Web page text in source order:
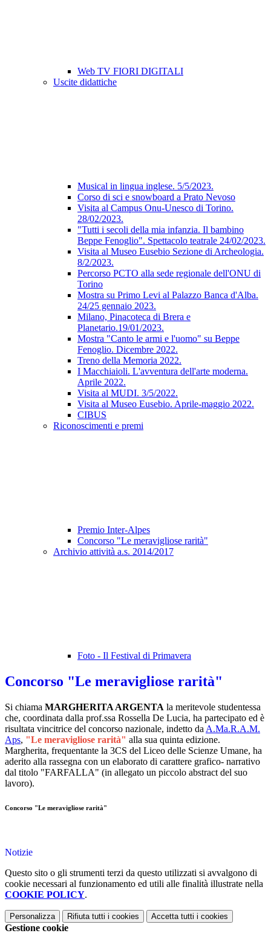
Web TV FIORI DIGITALI
Uscite didattiche
Musical in lingua inglese. 5/5/2023.
Corso di sci e snowboard a Prato Nevoso
Visita al Campus Onu-Unesco di Torino.
28/02/2023.
"Tutti i secoli della mia infanzia. Il bambino
Beppe Fenoglio". Spettacolo teatrale 24/02/2023.
Visita al Museo Eusebio Sezione di Archeologia.
8/2/2023.
Percorso PCTO alla sede regionale dell'ONU di
Torino
Mostra su Primo Levi al Palazzo Banca d'Alba.
24/25 gennaio 2023.
Milano, Pinacoteca di Brera e
Planetario.19/01/2023.
Mostra "Canto le armi e l'uomo" su Beppe
Fenoglio. Dicembre 2022.
Treno della Memoria 2022.
I Macchiaioli. L'avventura dell'arte moderna.
Aprile 2022.
Visita al MUDI. 3/5/2022.
Visita al Museo Eusebio. Aprile-maggio 2022.
CIBUS
Riconoscimenti e premi
Premio Inter-Alpes
Concorso "Le meravigliose rarità"
Archivio attività a.s. 2014/2017
Foto - Il Festival di Primavera
Concorso "Le meravigliose rarità"
Si chiama MARGHERITA ARGENTA la meritevole studentessa
che, coordinata dalla prof.ssa Rossella De Lucia, ha partecipato ed è
risultata vincitrice del concorso nazionale, indetto da A.Ma.R.A.M.
Aps, "Le meravigliose rarità" alla sua quinta edizione.
Margherita, frequentante la 3CS del Liceo delle Scienze Umane, ha
aderito alla rassegna con un elaborato di carattere grafico- narrativo
dal titolo "FARFALLA" (in allegato un piccolo abstract del suo
lavoro).
Concorso "Le meravigliose rarità"
Notizie
Questo sito o gli strumenti terzi da questo utilizzati si avvalgono di
cookie necessari al funzionamento ed utili alle finalità illustrate nella
COOKIE POLICY.
Personalizza Rifiuta tutti i cookies Accetta tutti i cookies
Gestione cookie